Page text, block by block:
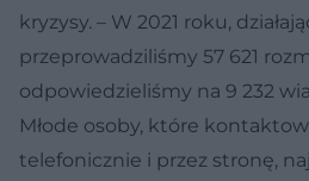
kryzysy. – W 2021 roku,
przeprowadziliśmy 57 621
odpowiedzieliśmy na 9 232
Młode osoby, które
telefonicznie i przez stronę,